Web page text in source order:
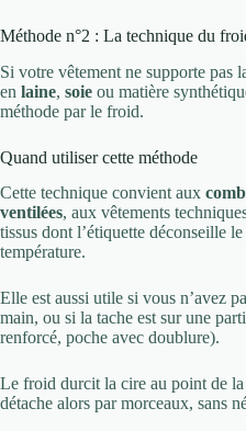
Méthode n°2 : La technique du
Si votre vêtement ne supporte pas
en laine, soie ou matière
méthode par le froid.
Quand utiliser cette méthode
Cette technique convient aux
ventilées, aux vêtements
tissus dont l’étiquette déconseille le
température.
Elle est aussi utile si vous n’avez
main, ou si la tache est sur une
renforcé, poche avec doublure).
Le froid durcit la cire au point de la
détache alors par morceaux, sans